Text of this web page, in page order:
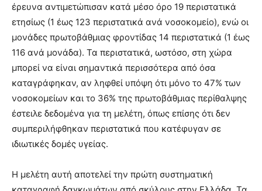
έρευνα αντιμετώπισαν κατά μέσο όρο 19 περιστατικά
ετησίως (1 έως 123 περιστατικά ανά νοσοκομείο), ενώ οι
μονάδες πρωτοβάθμιας φροντίδας 14 περιστατικά (1 έως
116 ανά μονάδα). Τα περιστατικά, ωστόσο, στη χώρα
μπορεί να είναι σημαντικά περισσότερα από όσα
καταγράφηκαν, αν ληφθεί υπόψη ότι μόνο το 47% των
νοσοκομείων και το 36% της πρωτοβάθμιας περίθαλψης
έστειλε δεδομένα για τη μελέτη, όπως επίσης ότι δεν
συμπεριλήφθηκαν περιστατικά που κατέφυγαν σε
ιδιωτικές δομές υγείας.
Η μελέτη αυτή αποτελεί την πρώτη συστηματική